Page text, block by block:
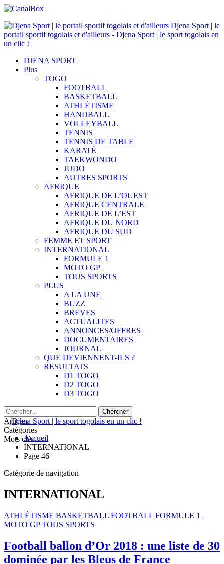
Djena Sport | le
portail sportif togolais et d'ailleurs - Djena Sport | le sport togolais en
un clic !
DJENA SPORT
Plus
TOGO
FOOTBALL
BASKETBALL
ATHLÉTISME
HANDBALL
VOLLEYBALL
TENNIS
TENNIS DE TABLE
KARATÉ
TAEKWONDO
JUDO
AUTRES SPORTS
AFRIQUE
AFRIQUE DE L’OUEST
AFRIQUE CENTRALE
AFRIQUE DE L’EST
AFRIQUE DU NORD
AFRIQUE DU SUD
FEMME ET SPORT
INTERNATIONAL
FORMULE 1
MOTO GP
TOUS SPORTS
PLUS
A LA UNE
BUZZ
BREVES
ACTUALITES
ANNONCES/OFFRES
DOCUMENTAIRES
JOURNAL
QUE DEVIENNENT-ILS ?
RESULTATS
D1 TOGO
D2 TOGO
D3 TOGO
Articles
Catégories
Mots clésAccueil
INTERNATIONAL
Page 46
Catégorie de navigation
INTERNATIONAL
ATHLÉTISME BASKETBALL FOOTBALL FORMULE 1
MOTO GP TOUS SPORTS
Football ballon d’Or 2018 : une liste de 30
dominée par les Bleus de France